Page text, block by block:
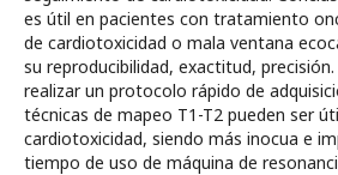
es útil en pacientes con tratamiento
de cardiotoxicidad o mala ventana
su reproducibilidad, exactitud,
realizar un protocolo rápido de
técnicas de mapeo T1-T2 pueden ser
cardiotoxicidad, siendo más inocua e
tiempo de uso de máquina de